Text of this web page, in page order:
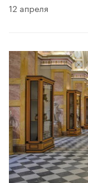
12 апреля